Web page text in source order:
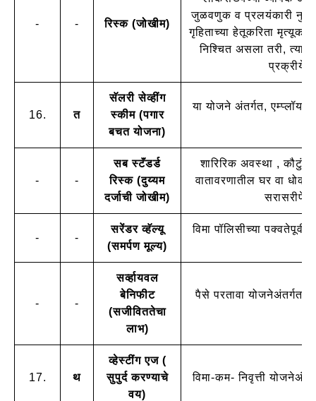
- - रिस्क (जोखीम)
जुळवणुक व प्रलयंकारी
गृहिताच्या हेतूकरिता
निश्चित असला तरी,
16. त
सॅलरी सेव्हींग
स्कीम (पगार
बचत योजना)
या योजने अंतर्गत,
- -
सब स्टॅंडर्ड
रिस्क (दुय्यम
दर्जाची जोखीम)
शारिरिक अवस्था ,
वातावरणातील घर वा
- -
सरेंडर व्हॅल्यू
(समर्पण मूल्य)
विमा पॉलिसीच्या
- -
सर्व्हायवल
बेनिफीट
(सजीविततेचा
लाभ)
पैसे परतावा योजनेअंतर्गत
17. थ
व्हेस्टींग एज (
सुपुर्द करण्याचे
वय)
विमा-कम- निवृत्ती